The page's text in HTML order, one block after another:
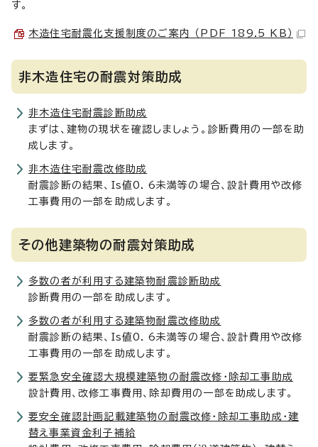
す。
木造住宅耐震化支援制度のご案内 （PDF 189.5 KB）
非木造住宅の耐震対策助成
非木造住宅耐震診断助成
まずは、建物の現状を確認しましょう。診断費用の一部を助
成します。
非木造住宅耐震改修助成
耐震診断の結果、Is値0．6未満等の場合、設計費用や改修
工事費用の一部を助成します。
その他建築物の耐震対策助成
多数の者が利用する建築物耐震診断助成
診断費用の一部を助成します。
多数の者が利用する建築物耐震改修助成
耐震診断の結果、Is値0．6未満等の場合、設計費用や改修
工事費用の一部を助成します。
要緊急安全確認大規模建築物の耐震改修・除却工事助成
設計費用、改修工事費用、除却費用の一部を助成します。
要安全確認計画記載建築物の耐震改修・除却工事助成・建
替え事業資金利子補給